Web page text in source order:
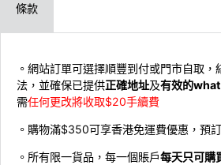
條款
。網站訂單可選擇順豐到付或門市自取
法，並確保已提供正確地址及有效的
需任何更改將收取$20手續費
。購物滿$350可享香港免運費優惠，預
。所有限一貨品，每一個賬戶每天只可購